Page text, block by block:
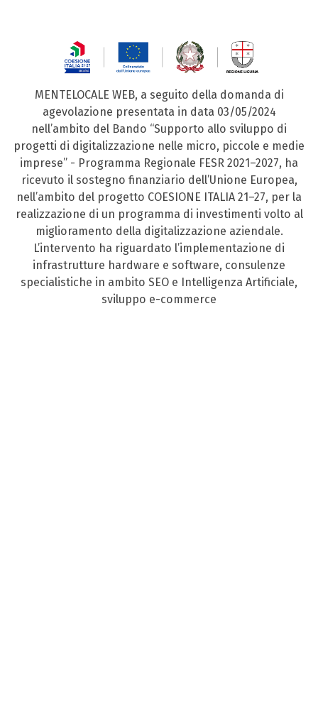
MENTELOCALE WEB, a seguito della domanda di
agevolazione presentata in data 03/05/2024
nell’ambito del Bando “Supporto allo sviluppo di
progetti di digitalizzazione nelle micro, piccole e medie
imprese” - Programma Regionale FESR 2021–2027, ha
ricevuto il sostegno finanziario dell’Unione Europea,
nell’ambito del progetto COESIONE ITALIA 21–27, per la
realizzazione di un programma di investimenti volto al
miglioramento della digitalizzazione aziendale.
L’intervento ha riguardato l’implementazione di
infrastrutture hardware e software, consulenze
specialistiche in ambito SEO e Intelligenza Artificiale,
sviluppo e-commerce